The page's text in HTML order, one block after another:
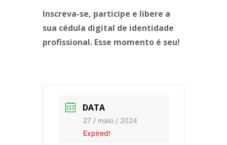
Inscreva-se, participe e libere a
sua cédula digital de identidade
profissional. Esse momento é seu!
DATA
27 / maio / 2024
Expired!